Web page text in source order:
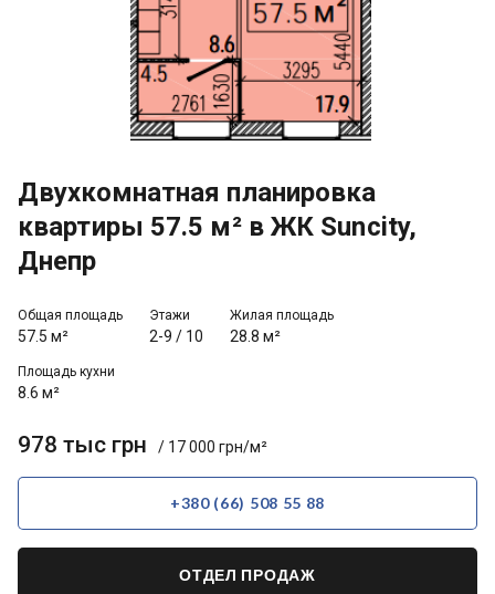
Двухкомнатная планировка
квартиры 57.5 м² в ЖК Suncity,
Днепр
Общая площадь
57.5 м²
Этажи
2-9 / 10
Жилая площадь
28.8 м²
Площадь кухни
8.6 м²
978 тыс грн / 17 000 грн/м²
+380 (66) 508 55 88
ОТДЕЛ ПРОДАЖ